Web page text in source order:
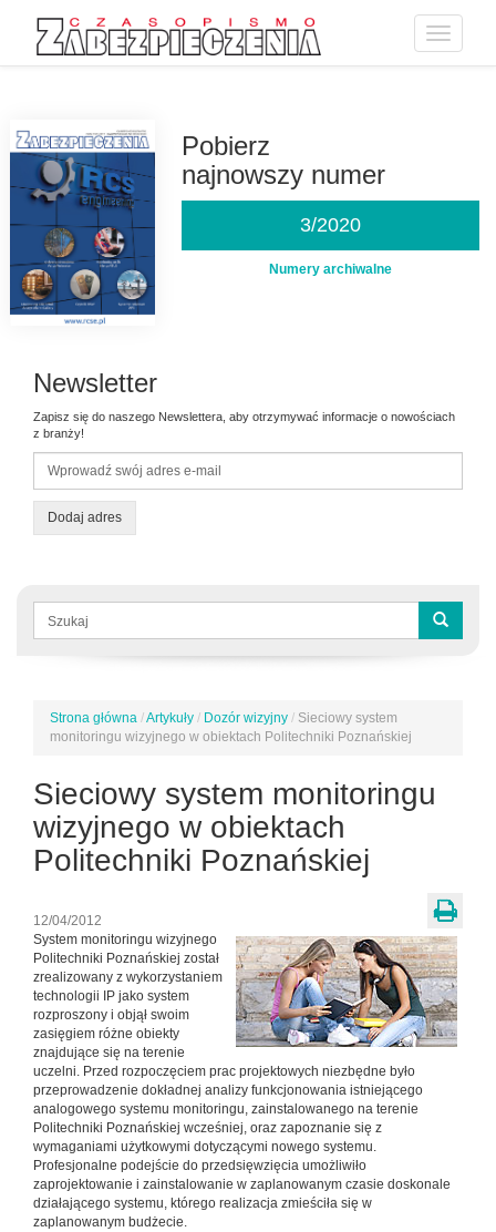
Toggle
Pobierz
najnowszy numer
3/2020
Numery archiwalne
Newsletter
Zapisz się do naszego Newslettera, aby otrzymywać informacje o nowościach
z branży!
Dodaj adres
Formularz
wyszukiwania
Jesteś
tutaj
Strona główna /Artykuły / Dozór wizyjny / Sieciowy system
monitoringu wizyjnego w obiektach Politechniki Poznańskiej
Sieciowy system monitoringu
wizyjnego w obiektach
Politechniki Poznańskiej
12/04/2012
System monitoringu wizyjnego
Politechniki Poznańskiej został
zrealizowany z wykorzystaniem
technologii IP jako system
rozproszony i objął swoim
zasięgiem różne obiekty
znajdujące się na terenie
uczelni. Przed rozpoczęciem prac projektowych niezbędne było
przeprowadzenie dokładnej analizy funkcjonowania istniejącego
analogowego systemu monitoringu, zainstalowanego na terenie
Politechniki Poznańskiej wcześniej, oraz zapoznanie się z
wymaganiami użytkowymi dotyczącymi nowego systemu.
Profesjonalne podejście do przedsięwzięcia umożliwiło
zaprojektowanie i zainstalowanie w zaplanowanym czasie doskonale
działającego systemu, którego realizacja zmieściła się w
zaplanowanym budżecie.